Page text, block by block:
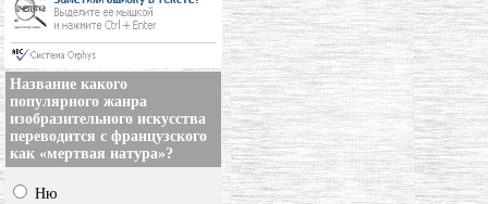
Название какого
популярного жанра
изобразительного искусства
переводится с французского
как «мертвая натура»?
Ню